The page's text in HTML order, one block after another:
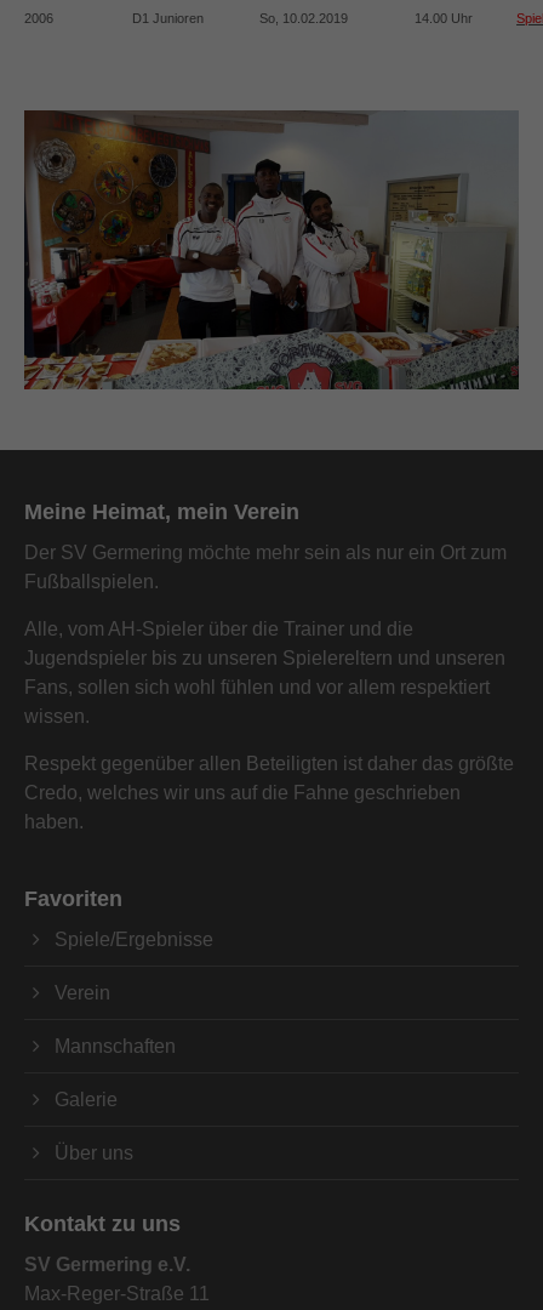
2006 D1 Junioren So, 10.02.2019 14.00 Uhr
Meine Heimat, mein Verein
Der SV Germering möchte mehr sein als nur ein Ort zum
Fußballspielen.
Alle, vom AH-Spieler über die Trainer und die
Jugendspieler bis zu unseren Spielereltern und unseren
Fans, sollen sich wohl fühlen und vor allem respektiert
wissen.
Respekt gegenüber allen Beteiligten ist daher das größte
Credo, welches wir uns auf die Fahne geschrieben
haben.
Favoriten
Spiele/Ergebnisse
Verein
Mannschaften
Galerie
Über uns
Kontakt zu uns
SV Germering e.V.
Max-Reger-Straße 11